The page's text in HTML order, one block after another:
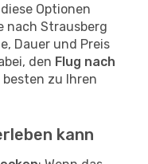
Optionen
nach Strausberg
Dauer und Preis
den Flug nach
besten zu Ihren
kann